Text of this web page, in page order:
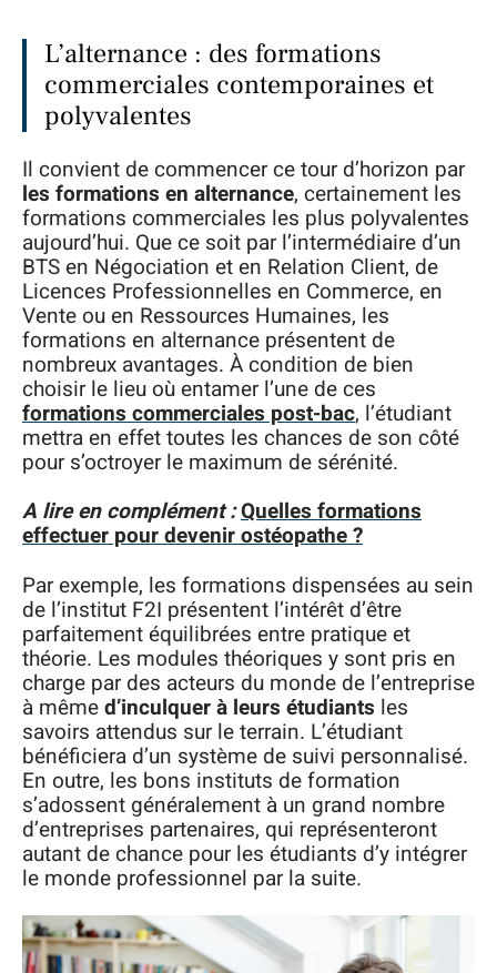
L’alternance : des formations
commerciales contemporaines et
polyvalentes
Il convient de commencer ce tour d’horizon par
les formations en alternance, certainement les
formations commerciales les plus polyvalentes
aujourd’hui. Que ce soit par l’intermédiaire d’un
BTS en Négociation et en Relation Client, de
Licences Professionnelles en Commerce, en
Vente ou en Ressources Humaines, les
formations en alternance présentent de
nombreux avantages. À condition de bien
choisir le lieu où entamer l’une de ces
formations commerciales post-bac, l’étudiant
mettra en effet toutes les chances de son côté
pour s’octroyer le maximum de sérénité.
A lire en complément :Quelles formations
effectuer pour devenir ostéopathe ?
Par exemple, les formations dispensées au sein
de l’institut F2I présentent l’intérêt d’être
parfaitement équilibrées entre pratique et
théorie. Les modules théoriques y sont pris en
charge par des acteurs du monde de l’entreprise
à mêmed’inculquer à leurs étudiants les
savoirs attendus sur le terrain. L’étudiant
bénéficiera d’un système de suivi personnalisé.
En outre, les bons instituts de formation
s’adossent généralement à un grand nombre
d’entreprises partenaires, qui représenteront
autant de chance pour les étudiants d’y intégrer
le monde professionnel par la suite.